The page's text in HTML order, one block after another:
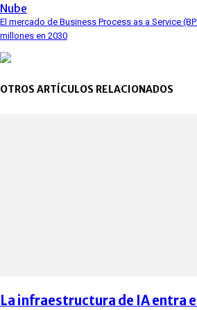
Nube
El mercado de Business Process as a Service
millones en 2030
OTROS ARTÍCULOS RELACIONADOS
La infraestructura de IA entra